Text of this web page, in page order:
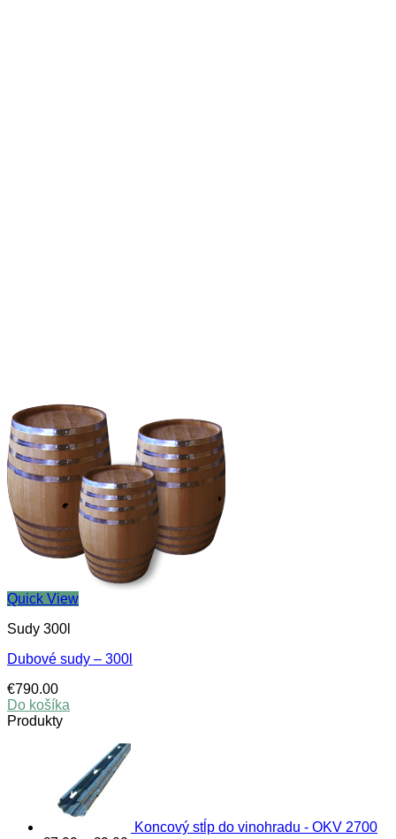
Quick View
Sudy 300l
Dubové sudy – 300l
€790.00
Do košíka
Produkty
Koncový stĺp do vinohradu - OKV 2700